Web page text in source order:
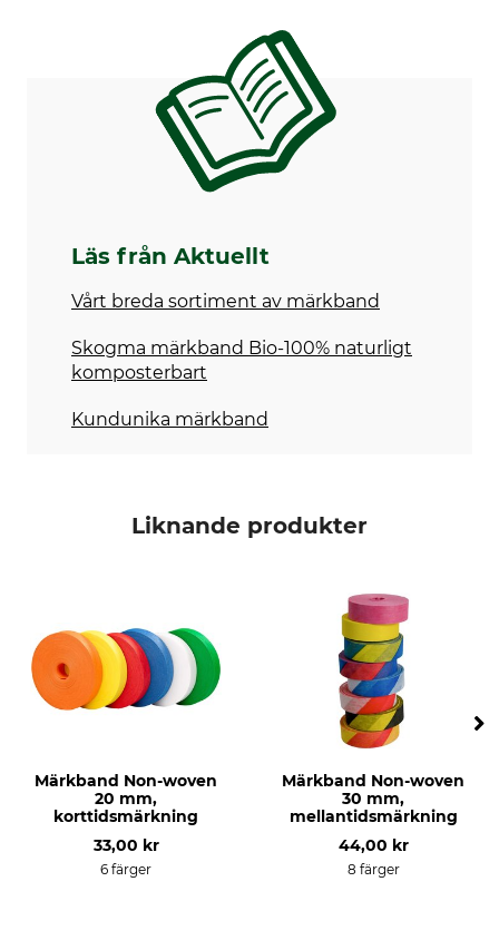
Läs från Aktuellt
Vårt breda sortiment av märkband
Skogma märkband Bio-100% naturligt
komposterbart
Kundunika märkband
Liknande produkter
Märkband Non-woven
20 mm,
korttidsmärkning
33,00 kr
6 färger
Märkband Non-woven
30 mm,
mellantidsmärkning
44,00 kr
8 färger